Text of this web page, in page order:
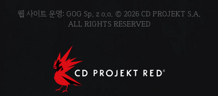
웹 사이트 운영: GOG Sp. z o.o. © 2026 CD PROJEKT S.A.
ALL RIGHTS RESERVED